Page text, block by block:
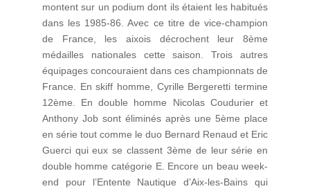
montent sur un podium dont ils étaient les habitués
dans les 1985-86. Avec ce titre de vice-champion
de France, les aixois décrochent leur 8ème
médailles nationales cette saison. Trois autres
équipages concouraient dans ces championnats de
France. En skiff homme, Cyrille Bergeretti termine
12ème. En double homme Nicolas Coudurier et
Anthony Job sont éliminés après une 5ème place
en série tout comme le duo Bernard Renaud et Eric
Guerci qui eux se classent 3ème de leur série en
double homme catégorie E. Encore un beau week-
end pour l’Entente Nautique d’Aix-les-Bains qui